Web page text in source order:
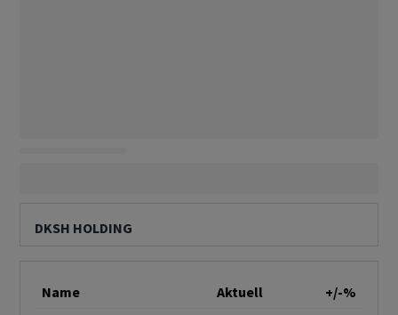
DKSH HOLDING
Name Aktuell
+/-%